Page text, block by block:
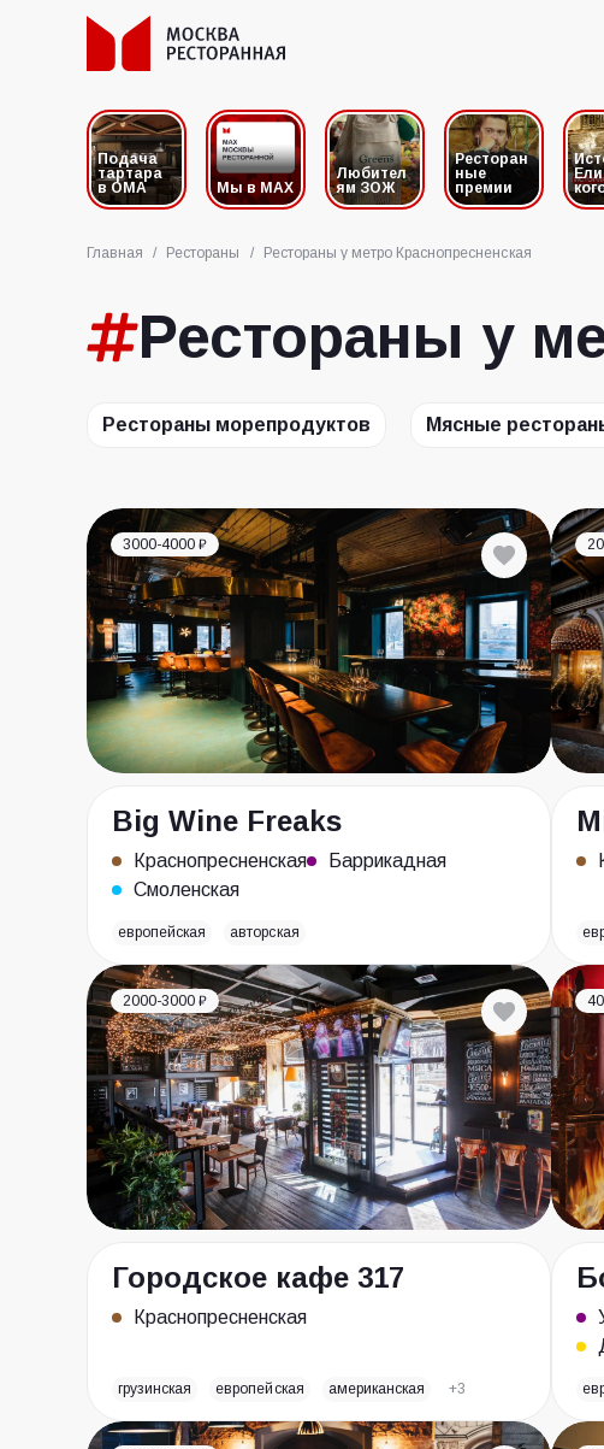
Подача
тартара
в ОМА
Мы в MAX
Любител
ям ЗОЖ
Ресторан
ные
премии
Главная / Рестораны / Рестораны у метро Краснопресненская
Рестораны у
Рестораны морепродуктов Мясные
3000-4000 ₽
Big Wine Freaks
Краснопресненская
Баррикадная
Смоленская
европейская авторская
2000-3000 ₽
Городское кафе 317
Краснопресненская
грузинская европейская американская +3